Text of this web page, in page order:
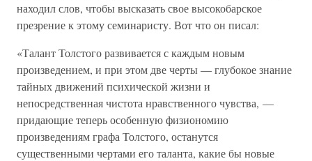
находил слов, чтобы высказать свое высокобарское
презрение к этому семинаристу. Вот что он писал:
«Талант Толстого развивается с каждым новым
произведением, и при этом две черты — глубокое знание
тайных движений психической жизни и
непосредственная чистота нравственного чувства, —
придающие теперь особенную физиономию
произведениям графа Толстого, останутся
существенными чертами его таланта, какие бы новые